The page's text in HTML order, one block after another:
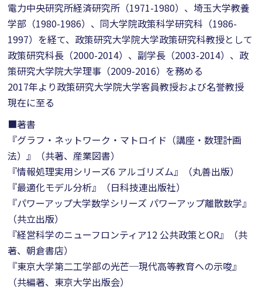
電力中央研究所経済研究所（1971-1980）、埼玉大学教養
学部（1980-1986）、同大学院政策科学研究科（1986-
1997）を経て、政策研究大学院大学政策研究科教授として
政策研究科長（2000-2014）、副学長（2003-2014）、政
策研究大学院大学理事（2009-2016）を務める
2017年より政策研究大学院大学客員教授および名誉教授
現在に至る
■著書
『グラフ・ネットワーク・マトロイド（講座・数理計画
法）』（共著、産業図書）
『情報処理実用シリーズ6 アルゴリズム』（丸善出版）
『最適化モデル分析』（日科技連出版社）
『パワーアップ大学数学シリーズ パワーアップ離散数学』
（共立出版）
『経営科学のニューフロンティア12 公共政策とOR』（共
著、朝倉書店）
『東京大学第二工学部の光芒─現代高等教育への示唆』
（共編著、東京大学出版会）